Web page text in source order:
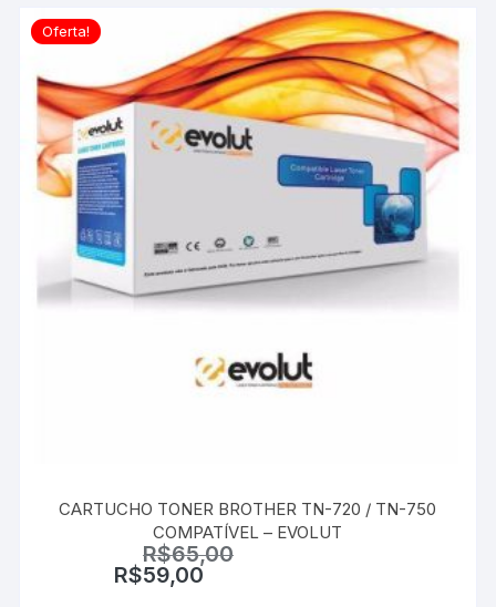
Oferta!
CARTUCHO TONER BROTHER TN-720 / TN-750
COMPATÍVEL – EVOLUT
R$65,00
R$59,00